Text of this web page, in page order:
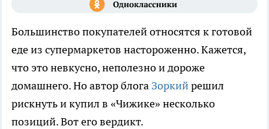
Большинство покупателей относятся к готовой
еде из супермаркетов настороженно. Кажется,
что это невкусно, неполезно и дороже
домашнего. Но автор блога Зоркийрешил
рискнуть и купил в «Чижике» несколько
позиций. Вот его вердикт.